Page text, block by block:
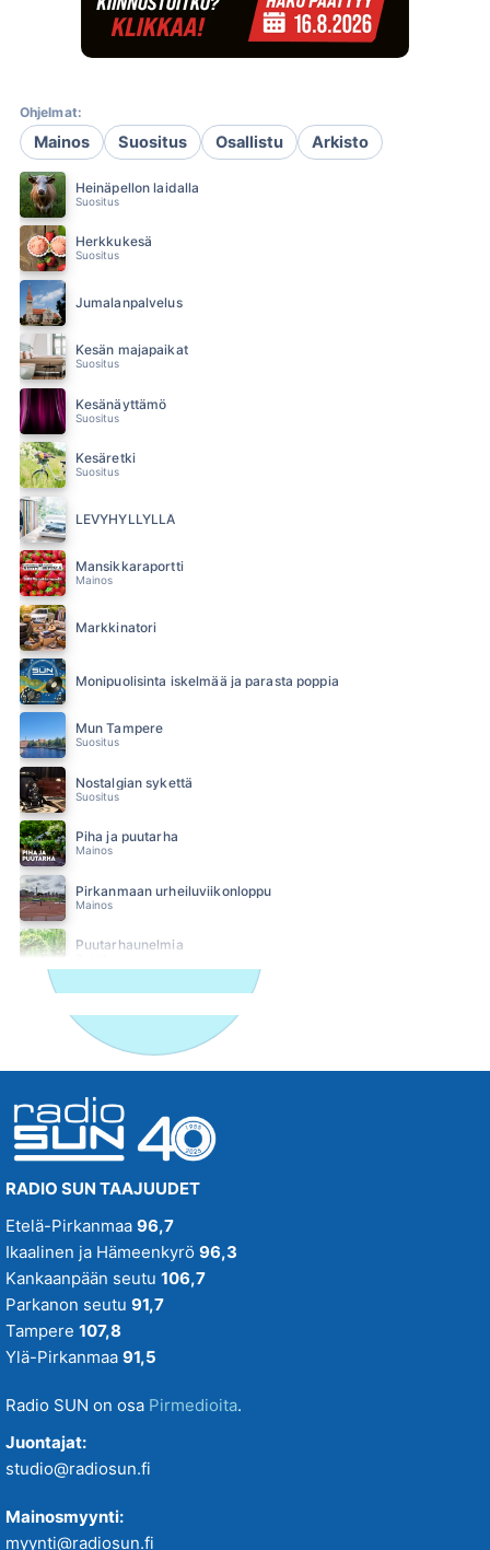
Ohjelmat:
Mainos Suositus Osallistu Arkisto
Heinäpellon laidalla
Suositus
Herkkukesä
Suositus
Jumalanpalvelus
Kesän majapaikat
Suositus
Kesänäyttämö
Suositus
Kesäretki
Suositus
LEVYHYLLYLLÄ
Mansikkaraportti
Mainos
Markkinatori
Monipuolisinta iskelmää ja parasta poppia
Mun Tampere
Suositus
Nostalgian sykettä
Suositus
Piha ja puutarha
Mainos
Pirkanmaan urheiluviikonloppu
Mainos
Puutarhaunelmia
SUN Iltapäivä
SUN Keskipäivä
SUN Kesä
Suositus
SUN Suosikit TOP 20
Osallistu - Suositus
SUN Uusi Aamu
SUN Viihteelle -toivekonsertti
Tiistaitanssit klo 19-21
RADIO SUN TAAJUUDET
Etelä-Pirkanmaa 96,7
Ikaalinen ja Hämeenkyrö 96,3
Kankaanpään seutu 106,7
Parkanon seutu 91,7
Tampere 107,8
Ylä-Pirkanmaa 91,5
Radio SUN on osa Pirmedioita.
Juontajat:
studio@radiosun.fi
Mainosmyynti:
myynti@radiosun.fi